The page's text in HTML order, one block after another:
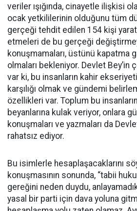
veriler ışığında, cinayetle ilişkisi
ocak yetkililerinin olduğunu tüm
gerçeği tehdit edilen 154 kişi
etmeleri de bu gerçeği
konuşmamaları, üstünü kapatma
olmaları bekleniyor. Devlet Bey’in
var ki, bu insanların kahir
karşılığı olmak ve gündemi
özellikleri var. Toplum bu
beyanlarına kulak veriyor, onlara
konuşmaları ve yazmaları da
rahatsız ediyor.
Bu isimlerle hesaplaşacaklarını
konuşmasının sonunda, “tabii
gereğini neden duydu,
yasal bir parti için dava yoluna